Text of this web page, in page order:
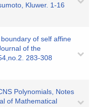
Kluwer. 1-16
of self affine
of the
283-308
Polynomials, Notes
of Mathematical